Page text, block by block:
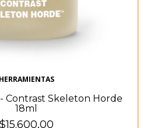
HERRAMIENTAS
Contrast Skeleton Horde
18ml
$15.600,00